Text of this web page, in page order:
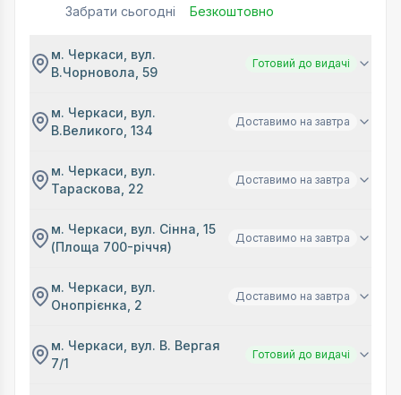
Забрати сьогодні Безкоштовно
м. Черкаси, вул.
В.Чорновола, 59
Готовий до видачі
м. Черкаси, вул.
В.Великого, 134
Доставимо на завтра
м. Черкаси, вул.
Тараскова, 22
Доставимо на завтра
м. Черкаси, вул. Сінна, 15
(Площа 700-річчя)
Доставимо на завтра
м. Черкаси, вул.
Онопрієнка, 2
Доставимо на завтра
м. Черкаси, вул. В. Вергая
7/1
Готовий до видачі